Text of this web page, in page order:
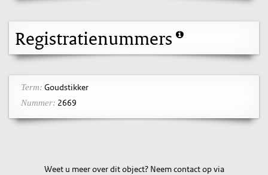
Registratienummers
Term: Goudstikker
Nummer: 2669
Weet u meer over dit object? Neem contact op via